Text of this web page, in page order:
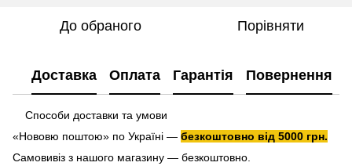
До обраного Порівняти
Доставка Оплата Гарантія Повернення
Способи доставки та умови
«Нововю поштою» по Україні — безкоштовно від 5000 грн.
Самовивіз з нашого магазину — безкоштовно.